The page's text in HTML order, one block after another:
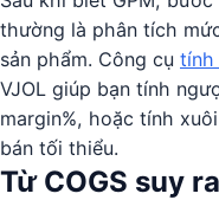
thường là phân tích
sản phẩm. Công cụ tính
VJOL giúp bạn tính
margin%, hoặc tính
bán tối thiểu.
Từ COGS suy